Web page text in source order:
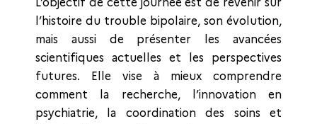
l’histoire du trouble bipolaire, son évolution,
mais aussi de présenter les avancées
scientifiques actuelles et les perspectives
futures. Elle vise à mieux comprendre
comment la recherche, l’innovation en
psychiatrie, la coordination des soins et